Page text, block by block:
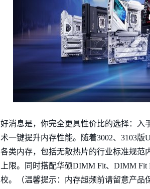
好消息是，你完全更具性价比的选择：入
术一键提升内存性能。随着3002、3103版
各类内存，包括无散热片的行业标准规范
上限。同时搭配华硕DIMM Fit、DIMM
校。（温馨提示：内存超频前请留意产品